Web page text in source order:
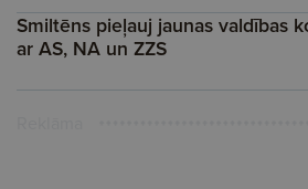
Smiltēns pieļauj jaunas valdības
ar AS, NA un ZZS